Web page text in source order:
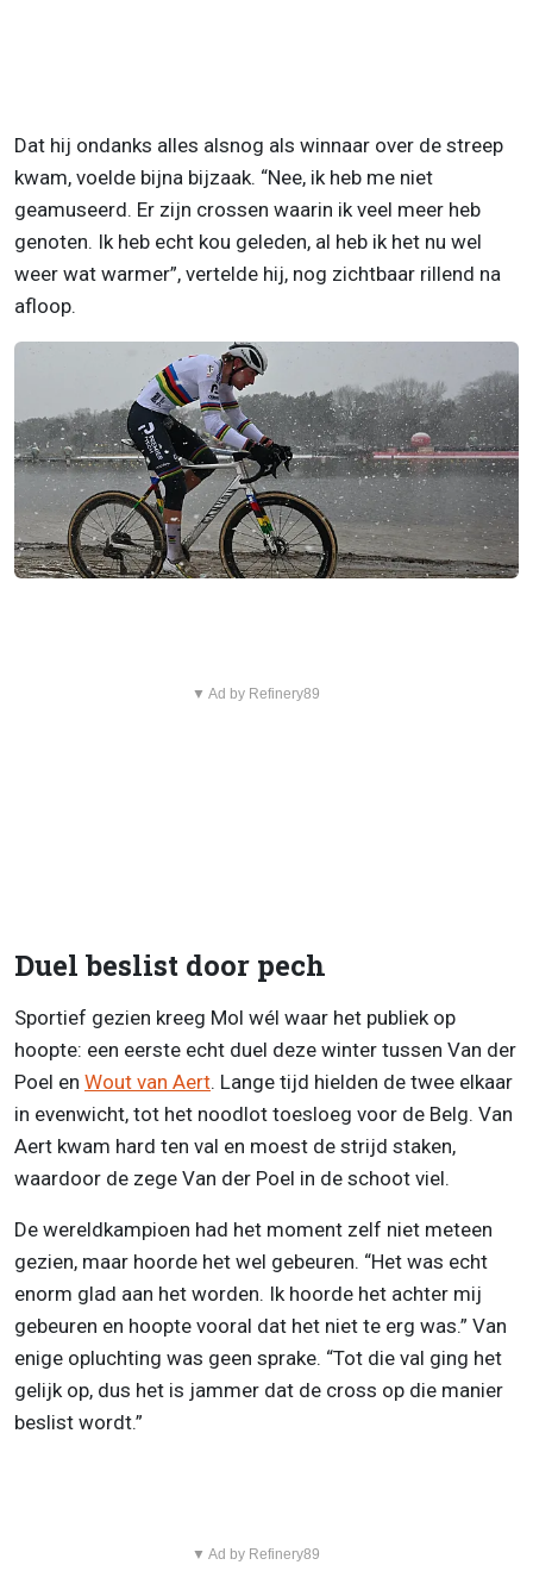
Dat hij ondanks alles alsnog als winnaar over de streep
kwam, voelde bijna bijzaak. “Nee, ik heb me niet
geamuseerd. Er zijn crossen waarin ik veel meer heb
genoten. Ik heb echt kou geleden, al heb ik het nu wel
weer wat warmer”, vertelde hij, nog zichtbaar rillend na
afloop.
▼ Ad by Refinery89
Duel beslist door pech
Sportief gezien kreeg Mol wél waar het publiek op
hoopte: een eerste echt duel deze winter tussen Van der
Poel en Wout van Aert. Lange tijd hielden de twee elkaar
in evenwicht, tot het noodlot toesloeg voor de Belg. Van
Aert kwam hard ten val en moest de strijd staken,
waardoor de zege Van der Poel in de schoot viel.
De wereldkampioen had het moment zelf niet meteen
gezien, maar hoorde het wel gebeuren. “Het was echt
enorm glad aan het worden. Ik hoorde het achter mij
gebeuren en hoopte vooral dat het niet te erg was.” Van
enige opluchting was geen sprake. “Tot die val ging het
gelijk op, dus het is jammer dat de cross op die manier
beslist wordt.”
▼ Ad by Refinery89